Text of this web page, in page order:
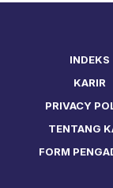
INDEKS
KARIR
PRIVACY
TENTANG
FORM